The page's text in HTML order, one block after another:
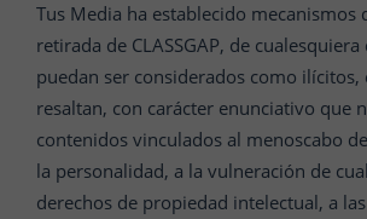
Tus Media ha establecido mecanismos
retirada de CLASSGAP, de
puedan ser considerados como ilícitos,
resaltan, con carácter enunciativo que
contenidos vinculados al menoscabo
la personalidad, a la vulneración de
derechos de propiedad intelectual, a